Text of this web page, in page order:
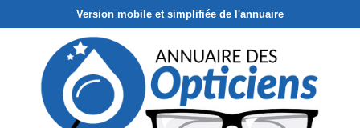
Version mobile et simplifiée de l'annuaire